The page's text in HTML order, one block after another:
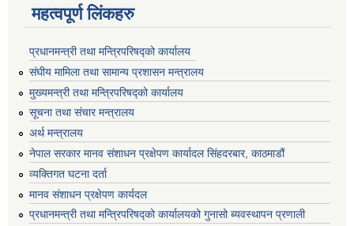
महत्वपूर्ण लिंकहरु
प्रधानमन्त्री तथा मन्त्रिपरिषद्को कार्यालय
संघीय मामिला तथा सामान्य प्रशासन मन्त्रालय
मुख्यमन्त्री तथा मन्त्रिपरिषद्को कार्यालय
सूचना तथा संचार मन्त्रालय
अर्थ मन्त्रालय
नेपाल सरकार मानव संशाधन प्रक्षेपण कार्यादल सिंहदरबार, काठमाडौं
व्यक्तिगत घटना दर्ता
मानव संशाधन प्रक्षेपण कार्यदल
प्रधानमन्त्री तथा मन्त्रिपरिषद्को कार्यालयको गुनासो ब्यवस्थापन प्रणाली